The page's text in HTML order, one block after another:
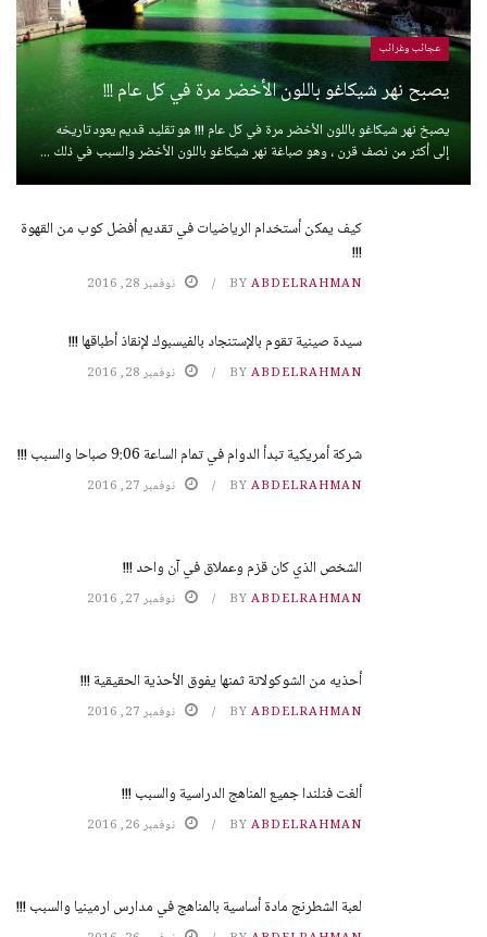
عجائب وغرائب
يصبح نهر شيكاغو باللون الأخضر مرة في كل عام !!!
يصبخ نهر شيكاغو باللون الأخضر مرة في كل عام !!! هو تقليد قديم يعود تاريخه
إلى أكثر من نصف قرن ، وهو صباغة نهر شيكاغو باللون الأخضر والسبب في ذلك ...
كيف يمكن أستخدام الرياضيات في تقديم أفضل كوب من القهوة
!!!
BY ABDELRAHMAN نوفمبر 28, 2016
سيدة صينية تقوم بالإستنجاد بالفيسبوك لإنقاذ أطباقها !!!
BY ABDELRAHMAN نوفمبر 28, 2016
شركة أمريكية تبدأ الدوام في تمام الساعة 9:06 صباحا والسبب !!!
BY ABDELRAHMAN نوفمبر 27, 2016
الشخص الذي كان قزم وعملاق في آن واحد !!!
BY ABDELRAHMAN نوفمبر 27, 2016
أحذيه من الشوكولاتة ثمنها يفوق الأحذية الحقيقية !!!
BY ABDELRAHMAN نوفمبر 27, 2016
ألغت فنلندا جميع المناهج الدراسية والسبب !!!
BY ABDELRAHMAN نوفمبر 26, 2016
لعبة الشطرنج مادة أساسية بالمناهج في مدارس ارمينيا والسبب !!!